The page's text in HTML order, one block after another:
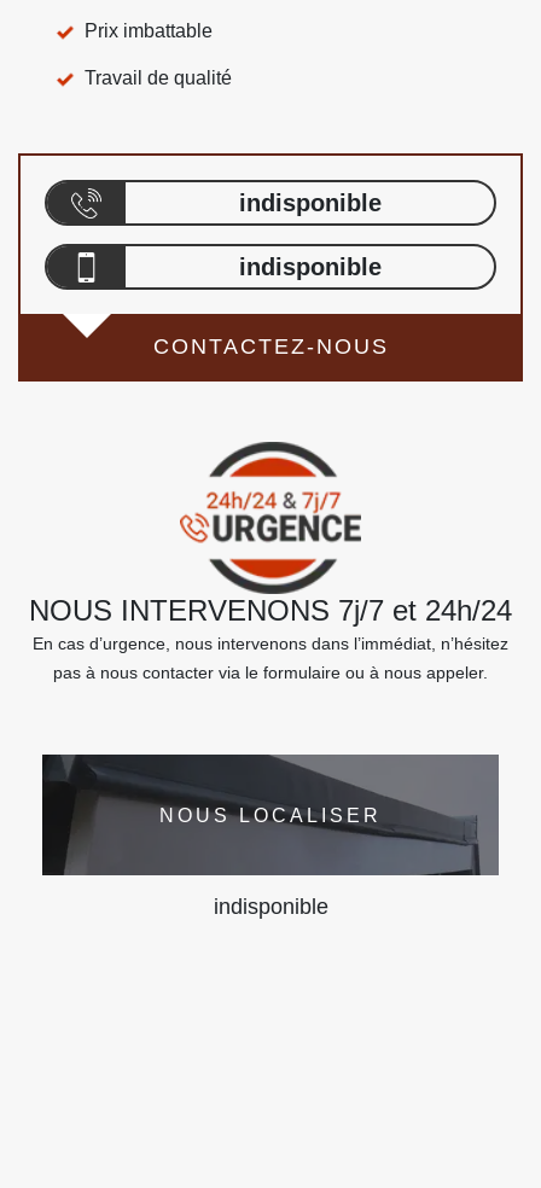
Prix imbattable
Travail de qualité
indisponible
indisponible
CONTACTEZ-NOUS
NOUS INTERVENONS 7j/7 et 24h/24
En cas d’urgence, nous intervenons dans l’immédiat, n’hésitez
pas à nous contacter via le formulaire ou à nous appeler.
NOUS LOCALISER
indisponible